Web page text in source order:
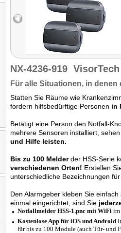
NX-4236-919 VisorTech
Für alle Situationen, in
Statten Sie Räume wie
fordern hilfsbedürftige Personen in
Betätigt eine Person den Notfall-
mehrere Sensoren installiert,
und Hilfe leisten.
Bis zu 100 Melderder HSS-Serie
verschiedenen Orten! Erstellen
unterschiedliche Bezeichnungen
Den Alarmgeber kleben Sie
einmal eingerichtet, sind Sie
Notfallmelder HSS-1.pnc mit WiFi im
Kostenlose App für iOS und Android
für bis zu 100 Module (auch Tür- und